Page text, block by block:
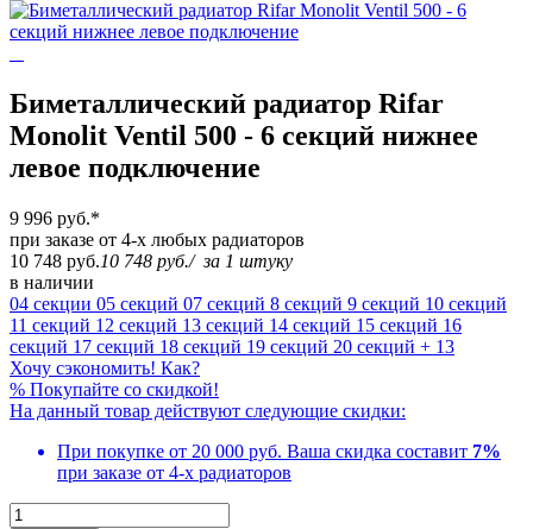
Биметаллический радиатор Rifar
Monolit Ventil 500 - 6 секций нижнее
левое подключение
9 996 руб.*
при заказе от 4-х любых радиаторов
10 748 руб.10 748 руб./за 1 штуку
в наличии
04 секции 05 секций 07 секций 8 секций 9 секций 10 секций
11 секций 12 секций 13 секций 14 секций 15 секций 16
секций 17 секций 18 секций 19 секций 20 секций + 13
Хочу сэкономить! Как?
% Покупайте со скидкой!
На данный товар действуют следующие скидки:
При покупке от 20 000 руб. Ваша скидка составит 7%
при заказе от 4-х радиаторов